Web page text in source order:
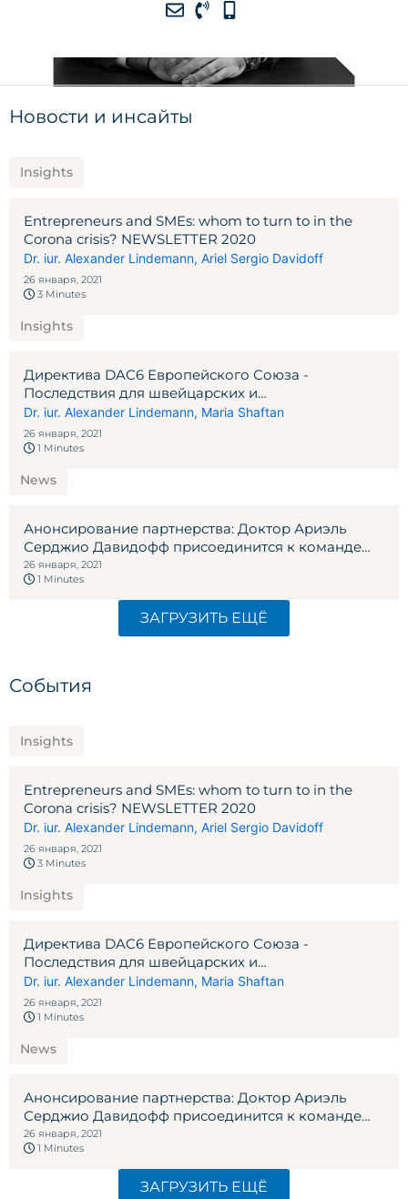
Новости и инсайты
Insights
Entrepreneurs and SMEs: whom to turn to in the
Corona crisis? NEWSLETTER 2020
Dr. iur. Alexander Lindemann, Ariel Sergio Davidoff
26 января, 2021
3 Minutes
Insights
Директива DAC6 Европейского Союза -
Последствия для швейцарских и
лихтенштейнских посредников NEWSLETTER
2020
Dr. iur. Alexander Lindemann, Maria Shaftan
26 января, 2021
1 Minutes
News
Анонсирование партнерства: Доктор Ариэль
Серджио Давидофф присоединится к команде
Адвокатского бюро Линдеманн 2020
26 января, 2021
1 Minutes
ЗАГРУЗИТЬ ЕЩЁ
События
Insights
Entrepreneurs and SMEs: whom to turn to in the
Corona crisis? NEWSLETTER 2020
Dr. iur. Alexander Lindemann, Ariel Sergio Davidoff
26 января, 2021
3 Minutes
Insights
Директива DAC6 Европейского Союза -
Последствия для швейцарских и
лихтенштейнских посредников NEWSLETTER
2020
Dr. iur. Alexander Lindemann, Maria Shaftan
26 января, 2021
1 Minutes
News
Анонсирование партнерства: Доктор Ариэль
Серджио Давидофф присоединится к команде
Адвокатского бюро Линдеманн 2020
26 января, 2021
1 Minutes
ЗАГРУЗИТЬ ЕЩЁ